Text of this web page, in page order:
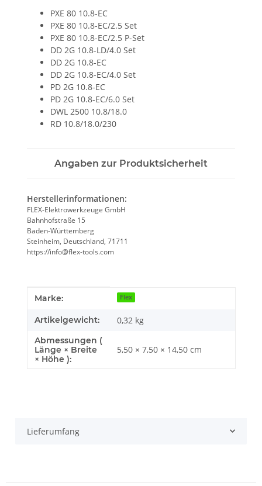
PXE 80 10.8-EC
PXE 80 10.8-EC/2.5 Set
PXE 80 10.8-EC/2.5 P-Set
DD 2G 10.8-LD/4.0 Set
DD 2G 10.8-EC
DD 2G 10.8-EC/4.0 Set
PD 2G 10.8-EC
PD 2G 10.8-EC/6.0 Set
DWL 2500 10.8/18.0
RD 10.8/18.0/230
Angaben zur Produktsicherheit
Herstellerinformationen:
FLEX-Elektrowerkzeuge GmbH
Bahnhofstraße 15
Baden-Württemberg
Steinheim, Deutschland, 71711
https://info@flex-tools.com
Produkteigenschaft
Wert
Marke: Flex
Artikelgewicht: 0,32 kg
Abmessungen (
Länge × Breite
× Höhe ):
5,50 × 7,50 × 14,50 cm
Lieferumfang